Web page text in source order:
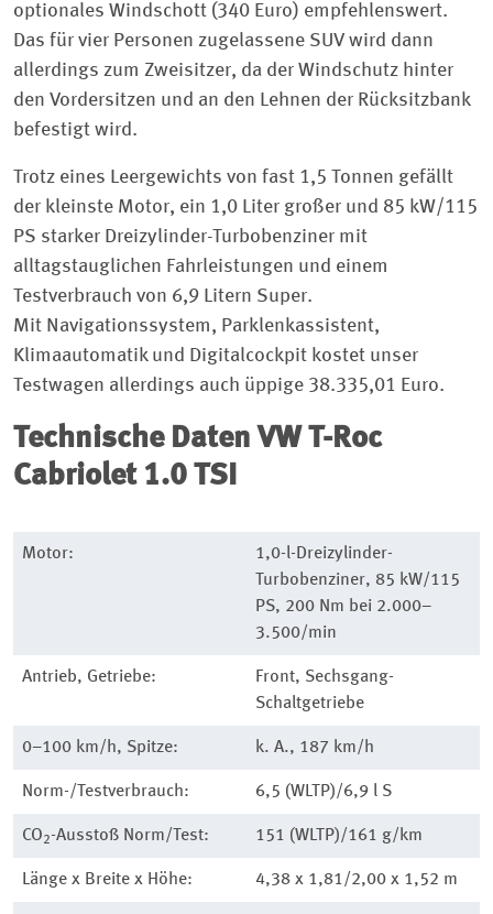
optionales Windschott (340 Euro) empfehlenswert.
Das für vier Personen zugelassene SUV wird dann
allerdings zum Zweisitzer, da der Windschutz hinter
den Vordersitzen und an den Lehnen der Rücksitzbank
befestigt wird.
Trotz eines Leergewichts von fast 1,5 Tonnen gefällt
der kleinste Motor, ein 1,0 Liter großer und 85 kW/115
PS starker Dreizylinder-Turbobenziner mit
alltagstauglichen Fahrleistungen und einem
Testverbrauch von 6,9 Litern Super.
Mit Navigationssystem, Parklenkassistent,
Klimaautomatik und Digitalcockpit kostet unser
Testwagen allerdings auch üppige 38.335,01 Euro.
Technische Daten VW T-Roc
Cabriolet 1.0 TSI
Motor:
1,0-l-Dreizylinder-
Turbobenziner, 85 kW/115
PS, 200 Nm bei 2.000–
3.500/min
Antrieb, Getriebe:
Front, Sechsgang-
Schaltgetriebe
0–100 km/h, Spitze: k. A., 187 km/h
Norm-/Testverbrauch: 6,5 (WLTP)/6,9 l S
CO2-Ausstoß Norm/Test: 151 (WLTP)/161 g/km
Länge x Breite x Höhe: 4,38 x 1,81/2,00 x 1,52 m